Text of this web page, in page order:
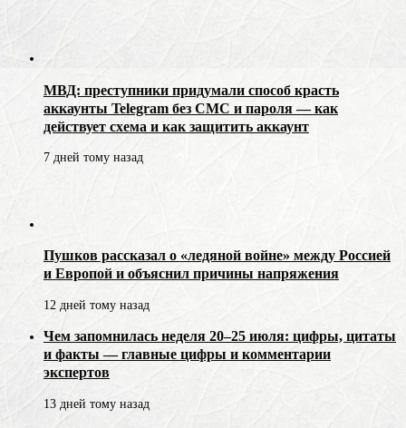
МВД: преступники придумали способ красть
аккаунты Telegram без СМС и пароля — как
действует схема и как защитить аккаунт
7 дней тому назад
Пушков рассказал о «ледяной войне» между Россией
и Европой и объяснил причины напряжения
12 дней тому назад
Чем запомнилась неделя 20–25 июля: цифры, цитаты
и факты — главные цифры и комментарии
экспертов
13 дней тому назад